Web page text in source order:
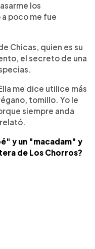
los
poco me fue
Chicas, quien es su
el secreto de una
me dice utilice más
tomillo. Yo le
siempre anda
y un "macadam" y
de Los Chorros?